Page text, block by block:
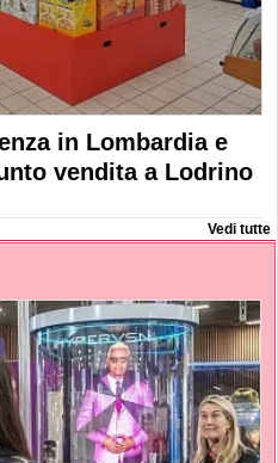
in Lombardia e
vendita a Lodrino
Vedi tutte